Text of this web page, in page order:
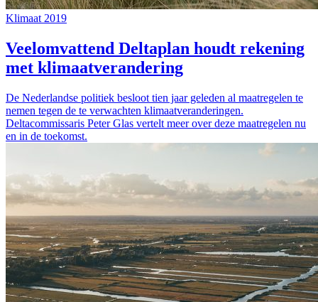
Klimaat 2019
Veelomvattend Deltaplan houdt rekening
met klimaatverandering
De Nederlandse politiek besloot tien jaar geleden al maatregelen te
nemen tegen de te verwachten klimaatveranderingen.
Deltacommissaris Peter Glas vertelt meer over deze maatregelen nu
en in de toekomst.